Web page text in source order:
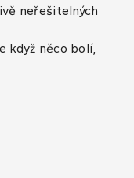
neřešitelných
když něco bolí,